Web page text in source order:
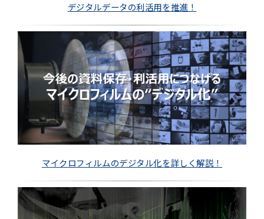
デジタルデータの利活用を推進！
マイクロフィルムのデジタル化を詳しく解説！